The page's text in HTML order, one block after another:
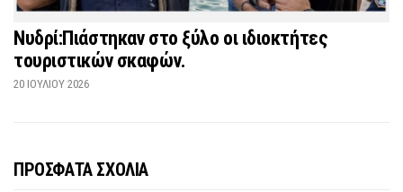
Νυδρί:Πιάστηκαν στο ξύλο οι ιδιοκτήτες
τουριστικών σκαφών.
20 ΙΟΥΛΊΟΥ 2026
ΠΡΟΣΦΑΤΑ ΣΧΟΛΙΑ